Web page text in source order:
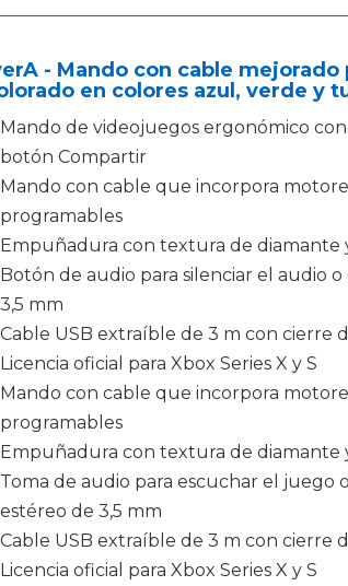
- Mando con cable mejorado
en colores azul, verde y
Mando de videojuegos ergonómico
botón Compartir
Mando con cable que incorpora
programables
Empuñadura con textura de
Botón de audio para silenciar el audio
3,5 mm
Cable USB extraíble de 3 m con cierre
Licencia oficial para Xbox Series X y S
Mando con cable que incorpora
programables
Empuñadura con textura de
Toma de audio para escuchar el juego
estéreo de 3,5 mm
Cable USB extraíble de 3 m con cierre
Licencia oficial para Xbox Series X y S